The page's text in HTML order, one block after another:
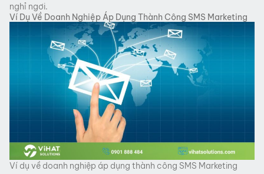
nghỉ ngơi.
Ví Dụ Về Doanh Nghiệp Áp Dụng Thành Công SMS Marketing
Ví dụ về doanh nghiệp áp dụng thành công SMS Marketing